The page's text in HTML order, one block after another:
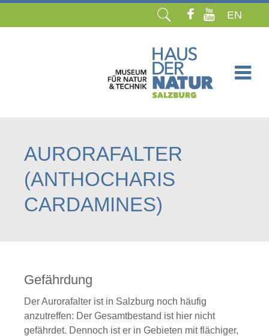
EN
AURORAFALTER
(ANTHOCHARIS
CARDAMINES)
Gefährdung
Der Aurorafalter ist in Salzburg noch häufig
anzutreffen: Der Gesamtbestand ist hier nicht
gefährdet. Dennoch ist er in Gebieten mit flächiger,